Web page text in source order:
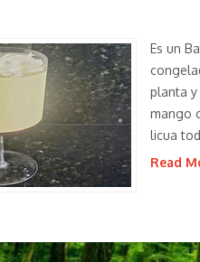
Es un
planta y
mango
licua
Read